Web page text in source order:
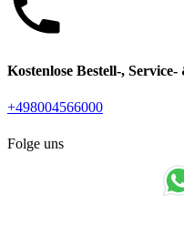
Kostenlose Bestell-,
+498004566000
Folge uns